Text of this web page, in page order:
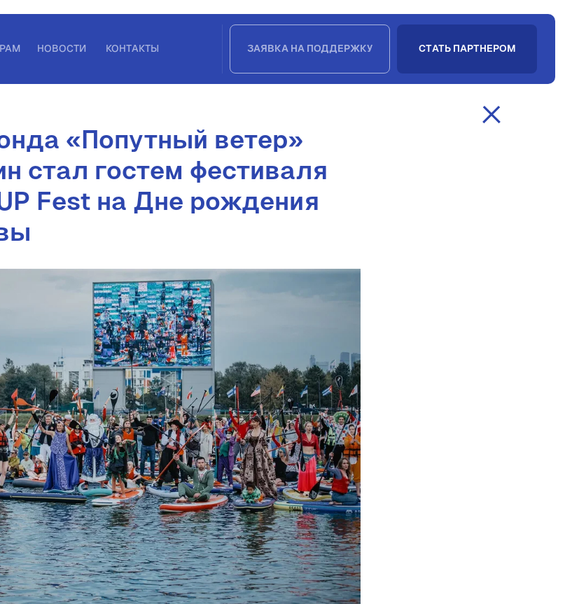
КОНТАКТЫ
НОВОСТИ СТАТЬ ПАРТНЕРОМ
ЗАЯВКА НА ПОДДЕРЖКУ
«Попутный ветер»
стал гостем фестиваля
Fest на Дне рождения